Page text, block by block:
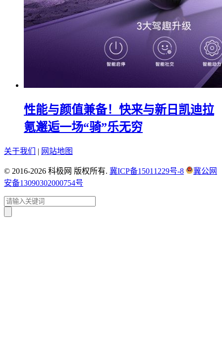
性能与颜值兼备！快来与新日凯迪拉
氪邂逅一场“骑”乐无穷
关于我们 | 网站地图
© 2016-2026 科极网 版权所有. 冀ICP备15011229号-8
冀公网
安备13090302000754号